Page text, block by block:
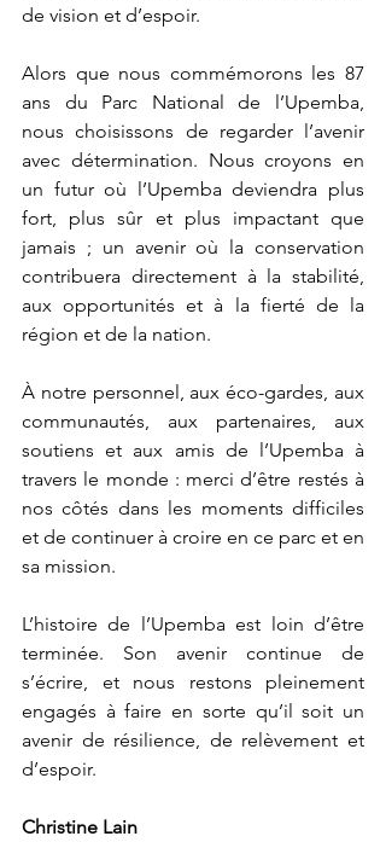
de vision et d’espoir.
Alors que nous commémorons les 87
ans du Parc National de l’Upemba,
nous choisissons de regarder l’avenir
avec détermination. Nous croyons en
un futur où l’Upemba deviendra plus
fort, plus sûr et plus impactant que
jamais ; un avenir où la conservation
contribuera directement à la stabilité,
aux opportunités et à la fierté de la
région et de la nation.
À notre personnel, aux éco-gardes, aux
communautés, aux partenaires, aux
soutiens et aux amis de l’Upemba à
travers le monde : merci d’être restés à
nos côtés dans les moments difficiles
et de continuer à croire en ce parc et en
sa mission.
L’histoire de l’Upemba est loin d’être
terminée. Son avenir continue de
s’écrire, et nous restons pleinement
engagés à faire en sorte qu’il soit un
avenir de résilience, de relèvement et
d’espoir.
Christine Lain